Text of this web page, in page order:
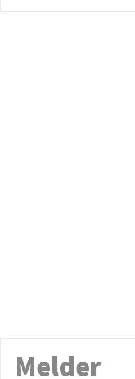
Melder